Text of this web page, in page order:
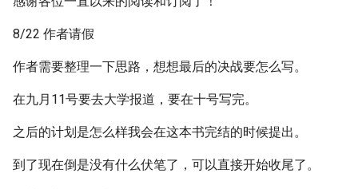
8/22 作者请假
作者需要整理一下思路，想想最后的决战要怎么写。
在九月11号要去大学报道，要在十号写完。
之后的计划是怎么样我会在这本书完结的时候提出。
到了现在倒是没有什么伏笔了，可以直接开始收尾了。